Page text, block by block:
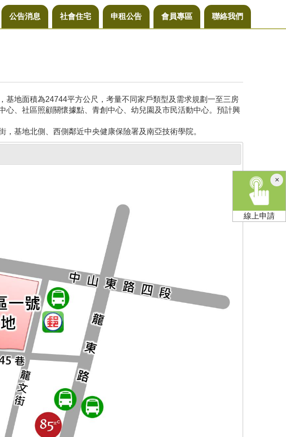
公告消息 社會住宅 申租公告 會員專區 聯絡我們
基地面積為24744平方公尺，考量不同家戶類型及需求規劃一至三房
心、社區照顧關懷據點、青創中心、幼兒園及市民活動中心。預計興
基地北側、西側鄰近中央健康保險署及南亞技術學院。
×關
閉
線上申請